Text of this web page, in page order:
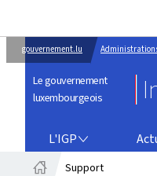
gouvernement.lu
Le gouvernement
luxembourgeois
L'IGP
Support